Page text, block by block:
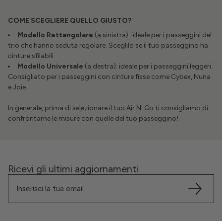
COME SCEGLIERE QUELLO GIUSTO?
Modello Rettangolare (a sinistra): ideale per i passeggini del
trio che hanno seduta regolare. Sceglilo se il tuo passeggino ha
cinture sfilabili.
Modello Universale (a destra): ideale per i passeggini leggeri.
Consigliato per i passeggini con cinture fisse come Cybex, Nuna
e Joie.
In generale, prima di selezionare il tuo Air N' Go ti consigliamo di
confrontarne le misure con quelle del tuo passeggino!
Ricevi gli ultimi aggiornamenti